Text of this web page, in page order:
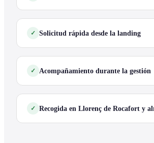
Solicitud rápida desde la landing
Acompañamiento durante la gestión
Recogida en Llorenç de Rocafort y